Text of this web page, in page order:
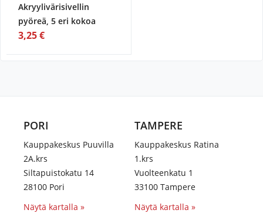
Akryylivärisivellin
pyöreä, 5 eri kokoa
3,25 €
PORI
Kauppakeskus Puuvilla
2A.krs
Siltapuistokatu 14
28100 Pori
Näytä kartalla »
TAMPERE
Kauppakeskus Ratina
1.krs
Vuolteenkatu 1
33100 Tampere
Näytä kartalla »